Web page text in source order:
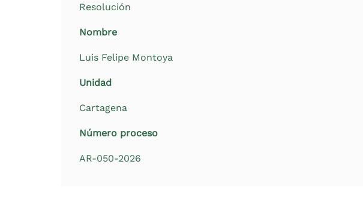
Resolución
Nombre
Luis Felipe Montoya
Unidad
Cartagena
Número proceso
AR-050-2026